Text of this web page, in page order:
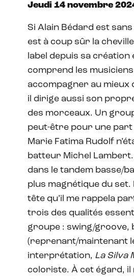
Jeudi 14 novembre
Si Alain Bédard est sans
est à coup sûr la
label depuis sa création
comprend les
accompagner au
il dirige aussi son
des morceaux. Un
peut-être pour une part
Marie Fatima Rudolf
batteur Michel Lambert.
dans le tandem basse/
plus magnétique du
tête qu’il me rappela
trois des qualités
groupe : swing/groove,
(reprenant/maintenant
interprétation, La Silva
coloriste. À cet égard, il